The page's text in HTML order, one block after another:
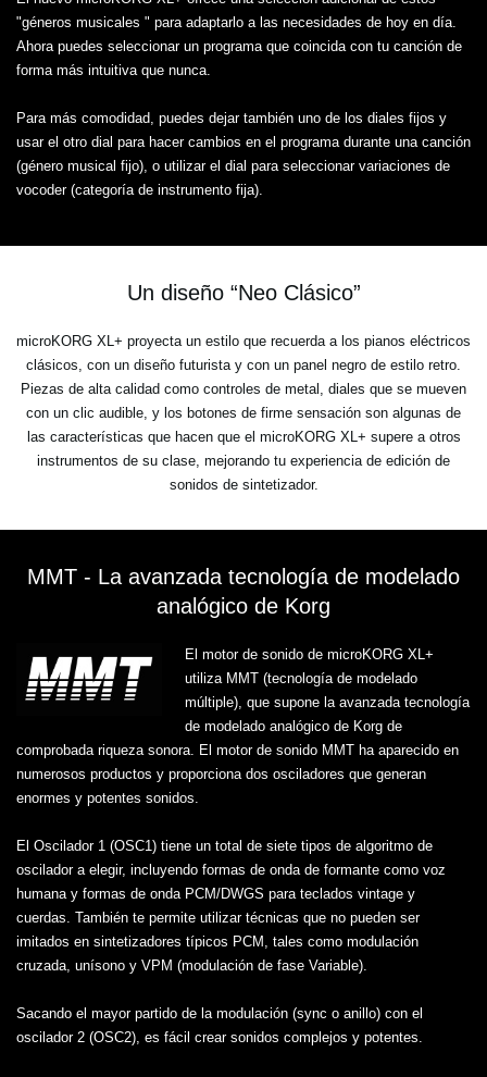
"géneros musicales " para adaptarlo a las necesidades de hoy en día.
Ahora puedes seleccionar un programa que coincida con tu canción de
forma más intuitiva que nunca.
Para más comodidad, puedes dejar también uno de los diales fijos y
usar el otro dial para hacer cambios en el programa durante una canción
(género musical fijo), o utilizar el dial para seleccionar variaciones de
vocoder (categoría de instrumento fija).
Un diseño “Neo Clásico”
microKORG XL+ proyecta un estilo que recuerda a los pianos eléctricos
clásicos, con un diseño futurista y con un panel negro de estilo retro.
Piezas de alta calidad como controles de metal, diales que se mueven
con un clic audible, y los botones de firme sensación son algunas de
las características que hacen que el microKORG XL+ supere a otros
instrumentos de su clase, mejorando tu experiencia de edición de
sonidos de sintetizador.
MMT - La avanzada tecnología de modelado
analógico de Korg
El motor de sonido de microKORG XL+
utiliza MMT (tecnología de modelado
múltiple), que supone la avanzada tecnología
de modelado analógico de Korg de
comprobada riqueza sonora. El motor de sonido MMT ha aparecido en
numerosos productos y proporciona dos osciladores que generan
enormes y potentes sonidos.
El Oscilador 1 (OSC1) tiene un total de siete tipos de algoritmo de
oscilador a elegir, incluyendo formas de onda de formante como voz
humana y formas de onda PCM/DWGS para teclados vintage y
cuerdas. También te permite utilizar técnicas que no pueden ser
imitados en sintetizadores típicos PCM, tales como modulación
cruzada, unísono y VPM (modulación de fase Variable).
Sacando el mayor partido de la modulación (sync o anillo) con el
oscilador 2 (OSC2), es fácil crear sonidos complejos y potentes.